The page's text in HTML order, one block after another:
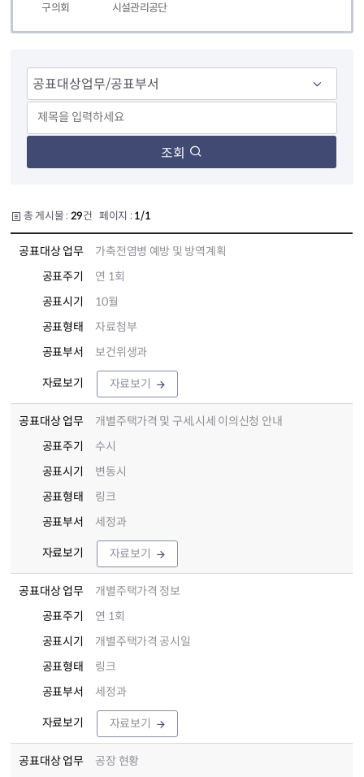
구의회 시설관리공단
조회
총 게시물 : 29건 페이지 : 1/1
공표대상 업무
가축전염병 예방 및 방역계획
공표주기
연 1회
공표시기
10월
공표형태
자료첨부
공표부서
보건위생과
자료보기 자료보기
공표대상 업무
개별주택가격 및 구세,시세 이의신청 안내
공표주기
수시
공표시기
변동시
공표형태
링크
공표부서
세정과
자료보기 자료보기
공표대상 업무
개별주택가격 정보
공표주기
연 1회
공표시기
개별주택가격 공시일
공표형태
링크
공표부서
세정과
자료보기 자료보기
공표대상 업무
공장 현황